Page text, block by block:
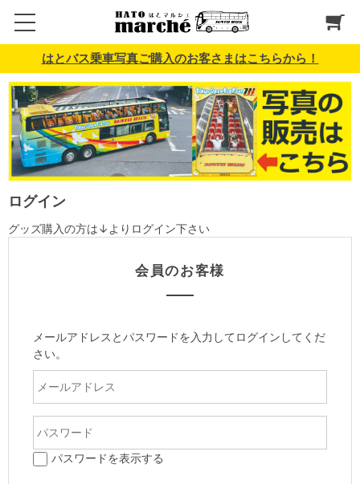
はとバス乗車写真ご購入のお客さまはこちらから！
ログイン
グッズ購入の方は↓よりログイン下さい
会員のお客様
メールアドレスとパスワードを入力してログインしてくだ
さい。
パスワードを表示する